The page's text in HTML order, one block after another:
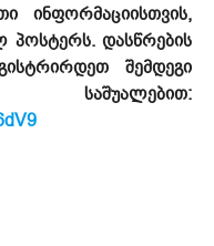
ინფორმაციისთვის,
დასწრების
შემდეგი